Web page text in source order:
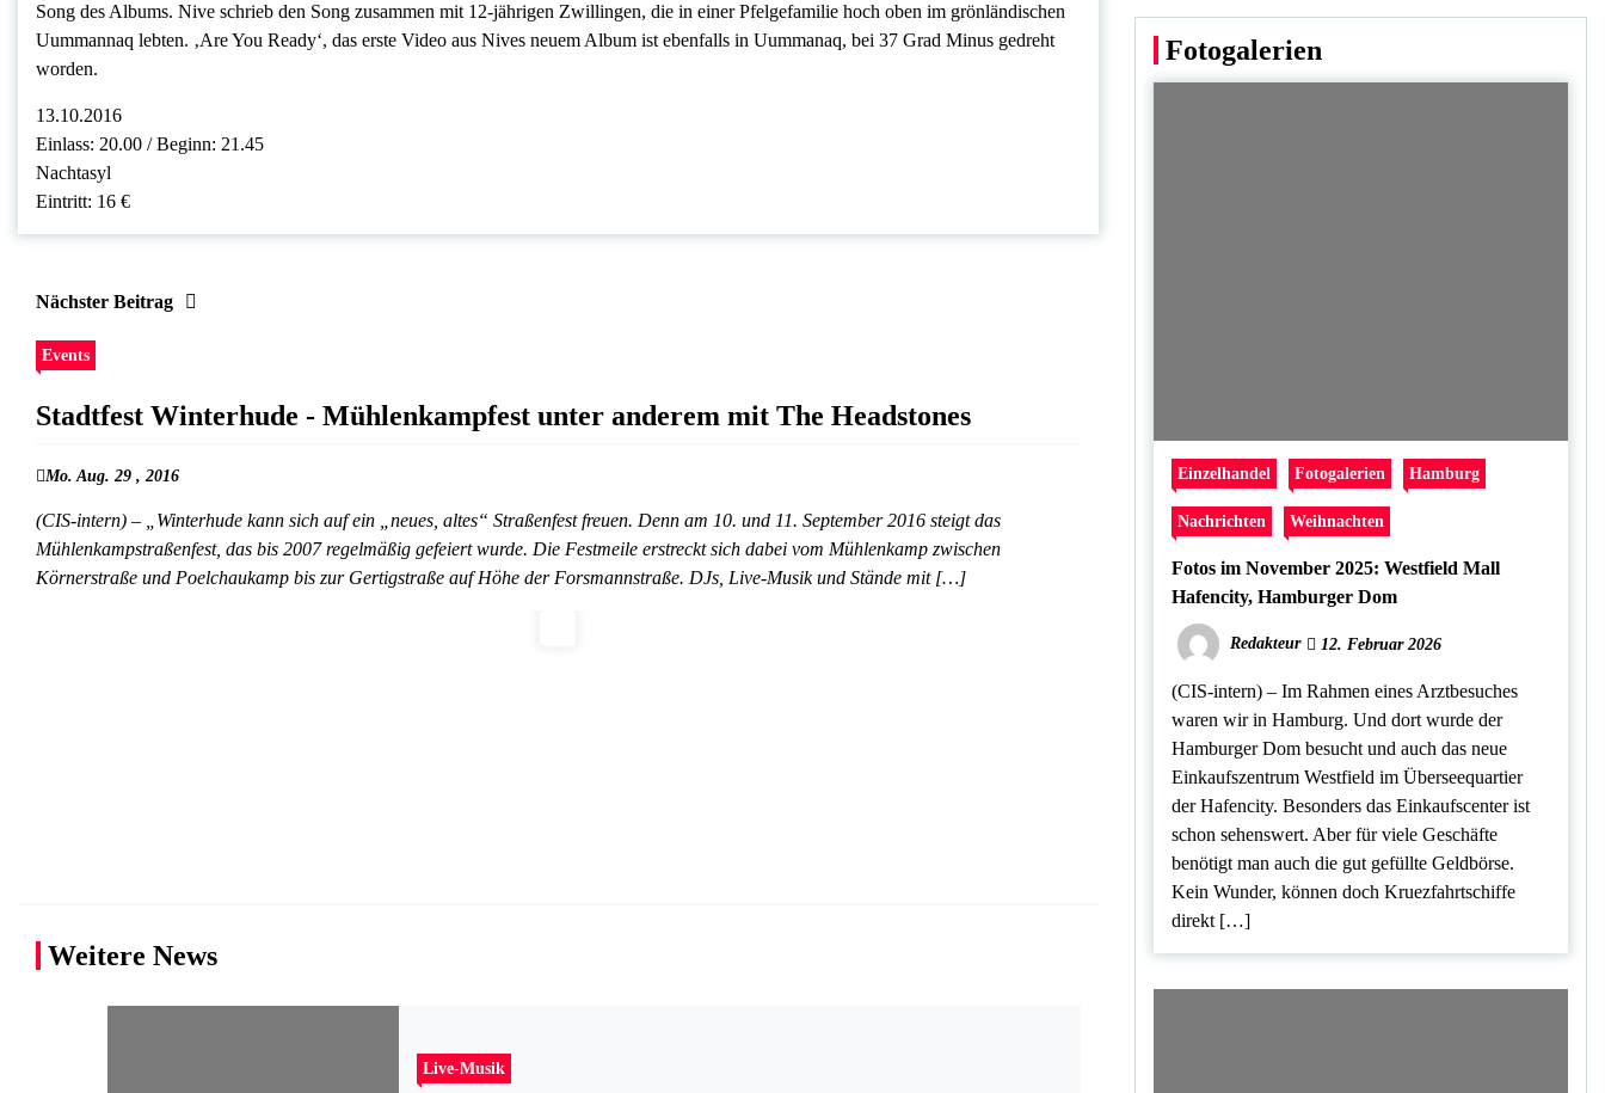
Song des Albums. Nive schrieb den Song zusammen mit 12-jährigen Zwillingen, die in einer Pfelgefamilie hoch oben im grönländischen
Uummannaq lebten. ‚Are You Ready‘, das erste Video aus Nives neuem Album ist ebenfalls in Uummanaq, bei 37 Grad Minus gedreht
worden.
13.10.2016
Einlass: 20.00 / Beginn: 21.45
Nachtasyl
Eintritt: 16 €
Nächster Beitrag
Events
Stadtfest Winterhude - Mühlenkampfest unter anderem mit The Headstones
Mo. Aug. 29 , 2016
(CIS-intern) – „Winterhude kann sich auf ein „neues, altes“ Straßenfest freuen. Denn am 10. und 11. September 2016 steigt das
Mühlenkampstraßenfest, das bis 2007 regelmäßig gefeiert wurde. Die Festmeile erstreckt sich dabei vom Mühlenkamp zwischen
Körnerstraße und Poelchaukamp bis zur Gertigstraße auf Höhe der Forsmannstraße. DJs, Live-Musik und Stände mit […]
Weitere News
Live-Musik
Fotogalerien
Einzelhandel Fotogalerien Hamburg
Nachrichten Weihnachten
Fotos im November 2025: Westfield Mall
Hafencity, Hamburger Dom
Redakteur 12. Februar 2026
(CIS-intern) – Im Rahmen eines Arztbesuches
waren wir in Hamburg. Und dort wurde der
Hamburger Dom besucht und auch das neue
Einkaufszentrum Westfield im Überseequartier
der Hafencity. Besonders das Einkaufscenter ist
schon sehenswert. Aber für viele Geschäfte
benötigt man auch die gut gefüllte Geldbörse.
Kein Wunder, können doch Kruezfahrtschiffe
direkt […]